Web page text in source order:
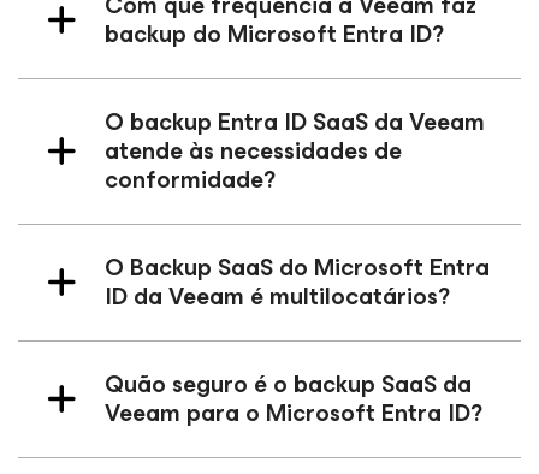
backup do Microsoft Entra ID?
O backup Entra ID SaaS da Veeam
atende às necessidades de
conformidade?
O Backup SaaS do Microsoft Entra
ID da Veeam é multilocatários?
Quão seguro é o backup SaaS da
Veeam para o Microsoft Entra ID?